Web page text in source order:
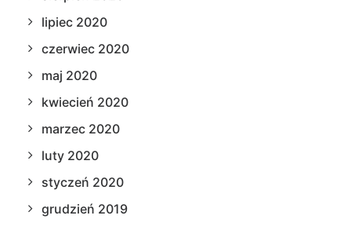
lipiec 2020
czerwiec 2020
maj 2020
kwiecień 2020
marzec 2020
luty 2020
styczeń 2020
grudzień 2019